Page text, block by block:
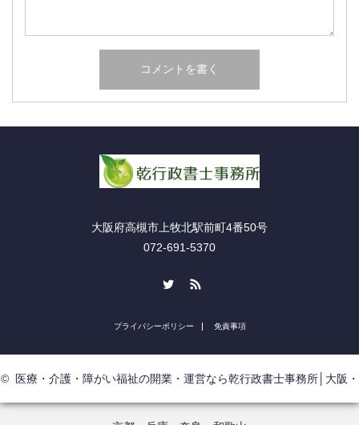
大阪府高槻市上牧北駅前町4番50号
072-691-5370
プライバシーポリシー 免責事項
© 医療・介護・障がい福祉の開業・運営なら乾行政書士事務所│大阪・